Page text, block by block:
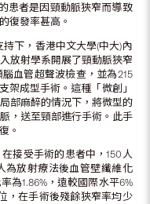
患者是因頸動脈狹窄而導致
復發率甚高。
下，香港中文大學(中大)內
放射學系開展了頸動脈狹窄
血管超聲波檢查，並為215
架成型手術。這種「微創」
部麻醉的情況下，將微型的
，送至頸部進行手術。此手
。
接受手術的患者中，150人
為放射療法後血管壁纖維化
為1.86%，遠較國際水平6%
，在手術後殘餘狹窄率均少